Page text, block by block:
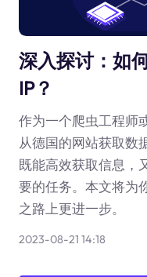
深入探讨：如
IP？
作为一个爬虫工程师
从德国的网站获取数
既能高效获取信息，
要的任务。本文将为
之路上更进一步。
2023-08-21 14:18